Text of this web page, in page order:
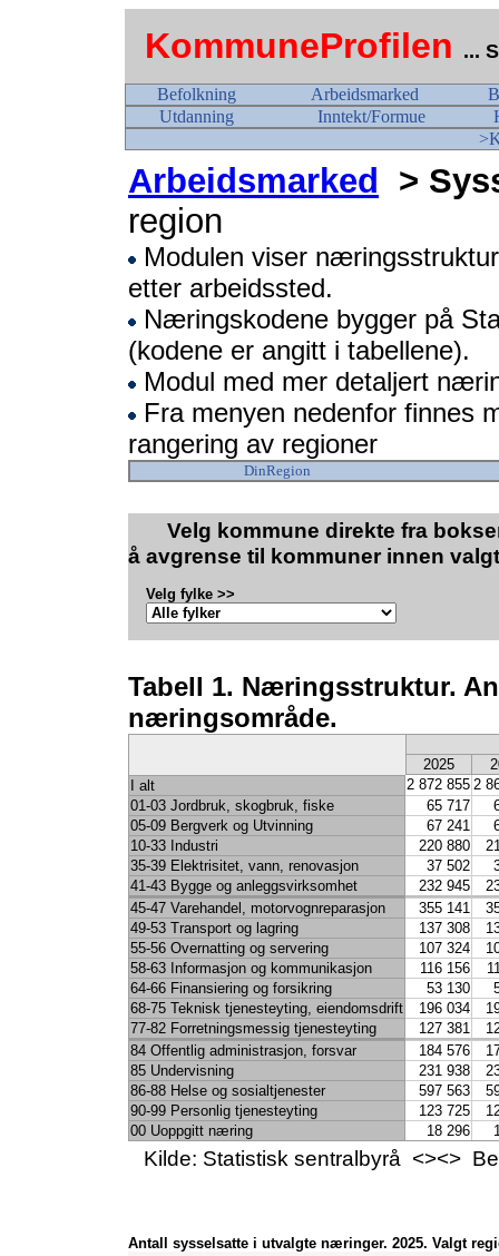
KommuneProfilen ...
Befolkning Arbeidsmarked
Utdanning
Inntekt/Formue
Arbeidsmarked >
region
Modulen viser
etter arbeidssted.
Næringskodene bygger på
(kodene er angitt i tabellene).
Modul med mer detaljert
Fra menyen nedenfor finnes
rangering av regioner
DinRegion
Velg kommune direkte fra
å avgrense til kommuner innen
Velg fylke >>
Tabell 1. Næringsstruktur.
næringsområde.
2025
I alt
01-03 Jordbruk, skogbruk, fiske
05-09 Bergverk og Utvinning
10-33 Industri
35-39 Elektrisitet, vann, renovasjon
41-43 Bygge og anleggsvirksomhet
45-47 Varehandel, motorvognreparasjon
49-53 Transport og lagring
55-56 Overnatting og servering
58-63 Informasjon og kommunikasjon
64-66 Finansiering og forsikring
68-75 Teknisk tjenesteyting, eiendomsdrift
77-82 Forretningsmessig tjenesteyting
84 Offentlig administrasjon, forsvar
85 Undervisning
86-88 Helse og sosialtjenester
90-99 Personlig tjenesteyting
00 Uoppgitt næring
2 872 855 2
65 717
67 241
220 880
37 502
232 945
355 141
137 308
107 324
116 156
53 130
196 034
127 381
184 576
231 938
597 563
123 725
18 296
Kilde: Statistisk sentralbyrå <><>
Antall sysselsatte i utvalgte næringer. 2025. Valgt